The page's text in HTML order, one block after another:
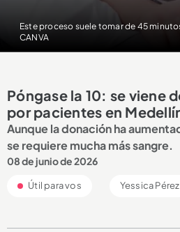
Este proceso suele tomar de 45
CANVA
Póngase la 10: se viene
por pacientes en
Aunque la donación ha
se requiere mucha más sangre.
08 de junio de 2026
Útil para vos Yessica Pérez